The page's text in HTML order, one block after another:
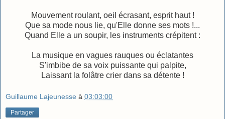
Mouvement roulant, oeil écrasant, esprit haut !
Que sa mode nous lie, qu'Elle donne ses mots !...
Quand Elle a un soupir, les instruments crépitent :
La musique en vagues rauques ou éclatantes
S'imbibe de sa voix puissante qui palpite,
Laissant la folâtre crier dans sa détente !
Guillaume Lajeunesse à 03:03:00
Partager